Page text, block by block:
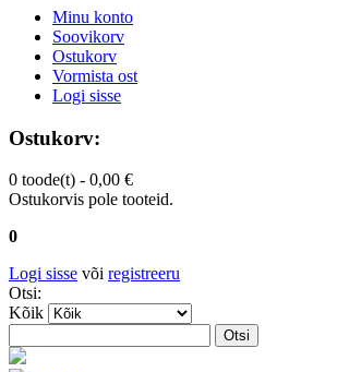
Minu konto
Soovikorv
Ostukorv
Vormista ost
Logi sisse
Ostukorv:
0 toode(t) - 0,00 €
Ostukorvis pole tooteid.
0
Logi sisse või registreeru
Otsi:
Kõik
Otsi